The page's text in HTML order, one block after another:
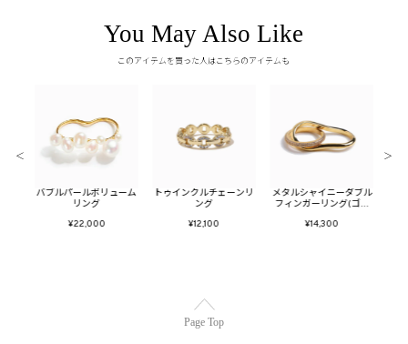
You May Also Like
このアイテムを買った人はこちらのアイテムも
バブルパールボリューム
リング
¥22,000
トゥインクルチェーンリ
ング
¥12,100
メタルシャイニーダブル
フィンガーリング(ゴー
¥14,300
＜ ＞
Page Top